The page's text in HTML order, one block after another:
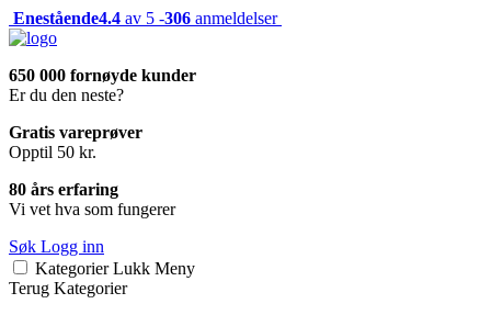
Enestående4.4 av 5 -306 anmeldelser
650 000 fornøyde kunder
Er du den neste?
Gratis vareprøver
Opptil 50 kr.
80 års erfaring
Vi vet hva som fungerer
Søk Logg inn
Kategorier Lukk Meny
Terug Kategorier